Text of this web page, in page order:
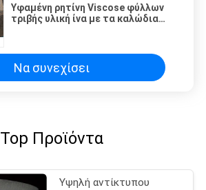
Υφαμένη ρητίνη Viscose φύλλων
τριβής υλική ίνα με τα καλώδια
Να συνεχίσει
Top Προϊόντα
Υψηλή αντίκτυπου